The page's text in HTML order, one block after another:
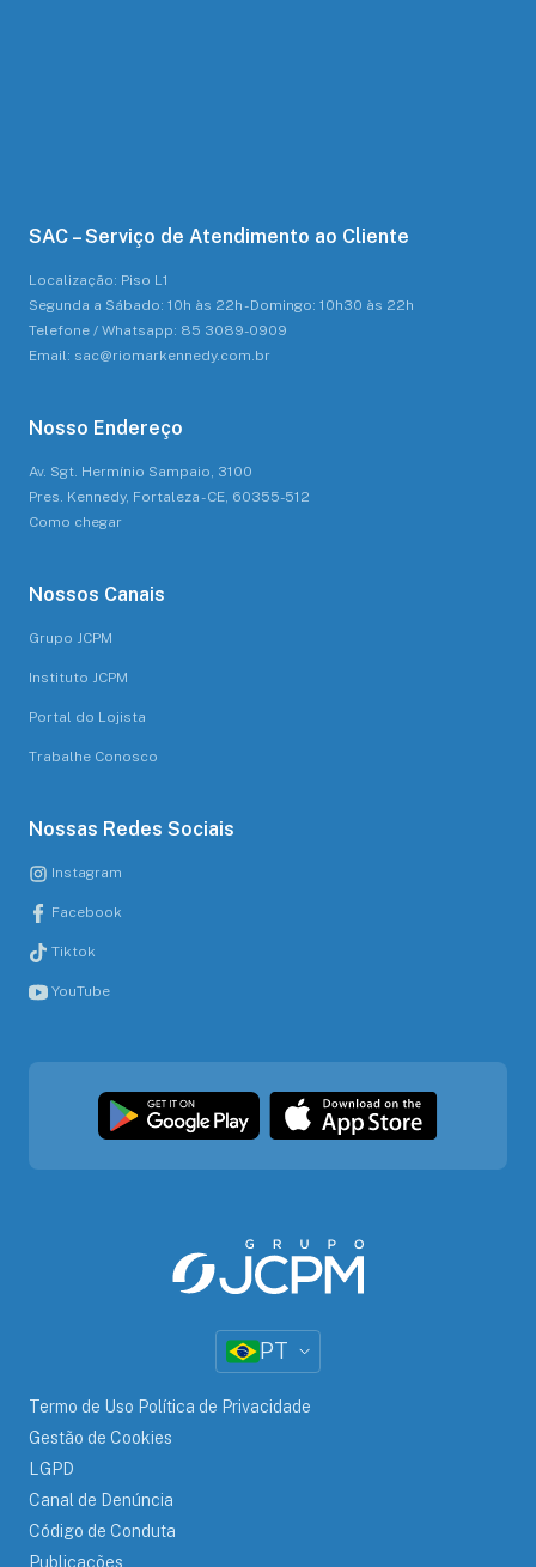
SAC – Serviço de Atendimento ao Cliente
Localização: Piso L1
Segunda a Sábado: 10h às 22h - Domingo: 10h30 às 22h
Telefone / Whatsapp: 85 3089-0909
Email: sac@riomarkennedy.com.br
Nosso Endereço
Av. Sgt. Hermínio Sampaio, 3100
Pres. Kennedy, Fortaleza - CE, 60355-512
Como chegar
Nossos Canais
Grupo JCPM
Instituto JCPM
Portal do Lojista
Trabalhe Conosco
Nossas Redes Sociais
Instagram
Facebook
Tiktok
YouTube
PT
Termo de Uso Política de Privacidade
Gestão de Cookies
LGPD
Canal de Denúncia
Código de Conduta
Publicações